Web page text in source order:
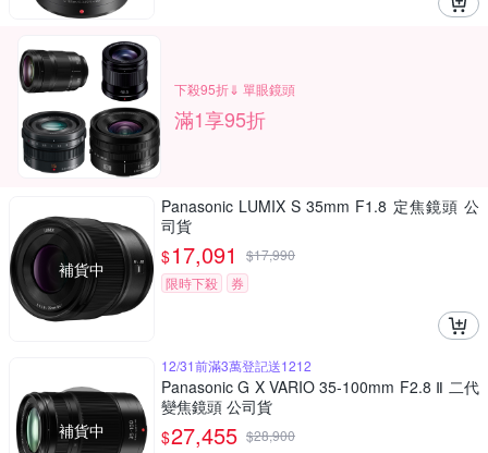
下殺95折⇓ 單眼鏡頭
滿1享95折
補貨中
Panasonic LUMIX S 35mm F1.8 定焦鏡頭 公
司貨
$17,091 $17,990
限時下殺
券
補貨中
12/31前滿3萬登記送1212
Panasonic G X VARIO 35-100mm F2.8 Ⅱ 二代
變焦鏡頭 公司貨
$27,455 $28,900